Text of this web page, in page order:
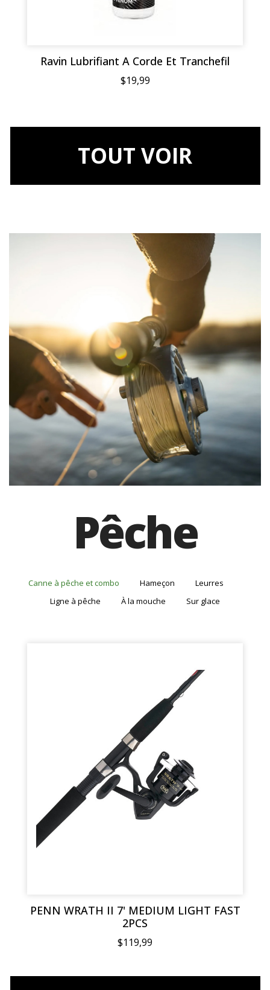
Ravin Lubrifiant A Corde Et Tranchefil
$19,99
TOUT VOIR
Pêche
Canne à pêche et combo Hameçon
Leurres
Ligne à pêche
À la mouche Sur glace
PENN WRATH II 7' MEDIUM LIGHT FAST
2PCS
$119,99